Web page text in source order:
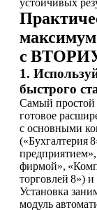
устойчивых
с
1.
быстрого
Самый простой
готовое
с основными
(«Бухгалтерия
фирмой»,
торговлей 8»)
Установка
модуль